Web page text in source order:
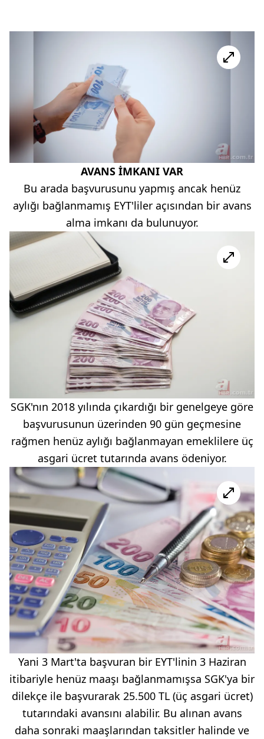
AVANS İMKANI VAR
Bu arada başvurusunu yapmış ancak henüz
aylığı bağlanmamış EYT'liler açısından bir avans
alma imkanı da bulunuyor.
SGK'nın 2018 yılında çıkardığı bir genelgeye göre
başvurusunun üzerinden 90 gün geçmesine
rağmen henüz aylığı bağlanmayan emeklilere üç
asgari ücret tutarında avans ödeniyor.
Yani 3 Mart'ta başvuran bir EYT'linin 3 Haziran
itibariyle henüz maaşı bağlanmamışsa SGK'ya bir
dilekçe ile başvurarak 25.500 TL (üç asgari ücret)
tutarındaki avansını alabilir. Bu alınan avans
daha sonraki maaşlarından taksitler halinde ve